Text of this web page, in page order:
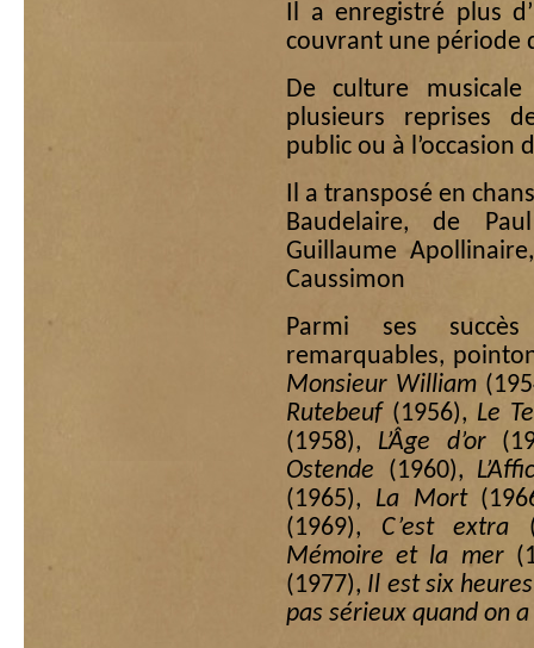
Il a enregistré plus
couvrant une période
De culture
plusieurs reprises
public ou à l’occasion
Il a transposé en
Baudelaire, de
Guillaume
Caussimon
Parmi ses
remarquables,
Monsieur William
Rutebeuf (1956), Le
(1958), L’Âge d’or
Ostende (1960),
(1965), La Mort
(1969), C’est extra
Mémoire et la mer
(1977), Il est six
pas sérieux quand on